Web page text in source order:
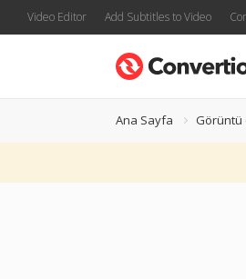
Video Editor Add Subtitles to Video
Ana Sayfa Görüntü